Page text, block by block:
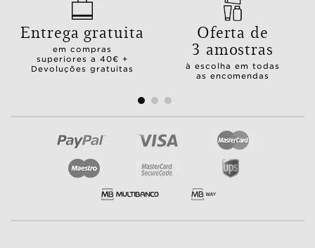
Entrega gratuita
em compras
superiores a 40€ +
Devoluções gratuitas
Oferta de
3 amostras
à escolha em todas
as encomendas